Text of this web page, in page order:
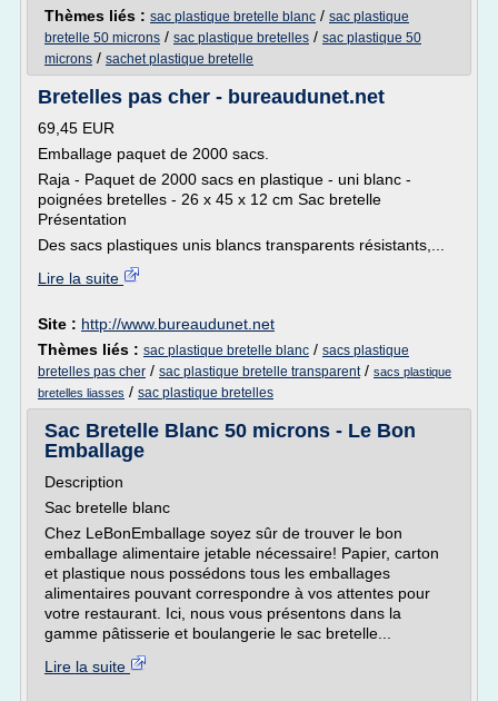
Thèmes liés : sac plastique bretelle blanc / sac plastique
bretelle 50 microns / sac plastique bretelles / sac plastique 50
microns / sachet plastique bretelle
Bretelles pas cher - bureaudunet.net
69,45 EUR
Emballage paquet de 2000 sacs.
Raja - Paquet de 2000 sacs en plastique - uni blanc -
poignées bretelles - 26 x 45 x 12 cm Sac bretelle
Présentation
Des sacs plastiques unis blancs transparents résistants,...
Lire la suite
Site : http://www.bureaudunet.net
Thèmes liés : sac plastique bretelle blanc / sacs plastique
bretelles pas cher / sac plastique bretelle transparent/ sacs plastique
bretelles liasses / sac plastique bretelles
Sac Bretelle Blanc 50 microns - Le Bon
Emballage
Description
Sac bretelle blanc
Chez LeBonEmballage soyez sûr de trouver le bon
emballage alimentaire jetable nécessaire! Papier, carton
et plastique nous possédons tous les emballages
alimentaires pouvant correspondre à vos attentes pour
votre restaurant. Ici, nous vous présentons dans la
gamme pâtisserie et boulangerie le sac bretelle...
Lire la suite